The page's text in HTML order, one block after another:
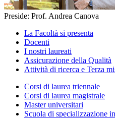
Preside: Prof. Andrea Canova
La Facoltà si presenta
Docenti
I nostri laureati
Assicurazione della Qualità
Attività di ricerca e Terza
Corsi di laurea triennale
Corsi di laurea magistrale
Master universitari
Scuola di specializzazione